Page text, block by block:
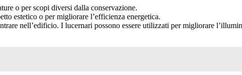
o per scopi diversi dalla conservazione.
estetico o per migliorare l’efficienza energetica.
nell’edificio. I lucernari possono essere utilizzati per migliorare